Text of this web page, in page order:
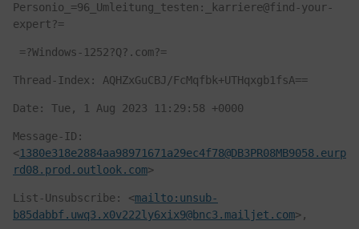
Personio_=96_Umleitung_testen:_karriere@find-your-
expert?=
=?Windows-1252?Q?.com?=
Thread-Index: AQHZxGuCBJ/FcMqfbk+UTHqxgb1fsA==
Date: Tue, 1 Aug 2023 11:29:58 +0000
Message-ID:
<1380e318e2884aa98971671a29ec4f78@DB3PR08MB9058.eurp
rd08.prod.outlook.com>
List-Unsubscribe: <mailto:unsub-
b85dabbf.uwq3.x0v222ly6xix9@bnc3.mailjet.com>,